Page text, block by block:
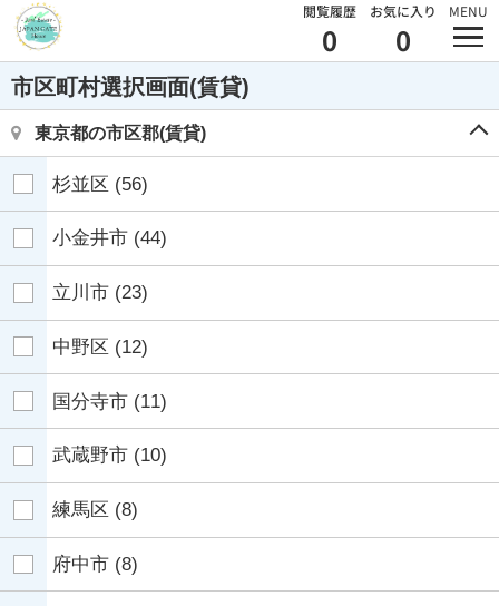
閲覧履歴
0
お気に入り
0
MENU
市区町村選択画面(賃貸)
東京都の市区郡(賃貸)
杉並区 (56)
小金井市 (44)
立川市 (23)
中野区 (12)
国分寺市 (11)
武蔵野市 (10)
練馬区 (8)
府中市 (8)